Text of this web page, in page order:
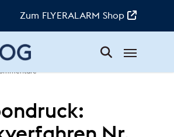
Zum FLYERALARM Shop
18. Dezember 2020
Know-